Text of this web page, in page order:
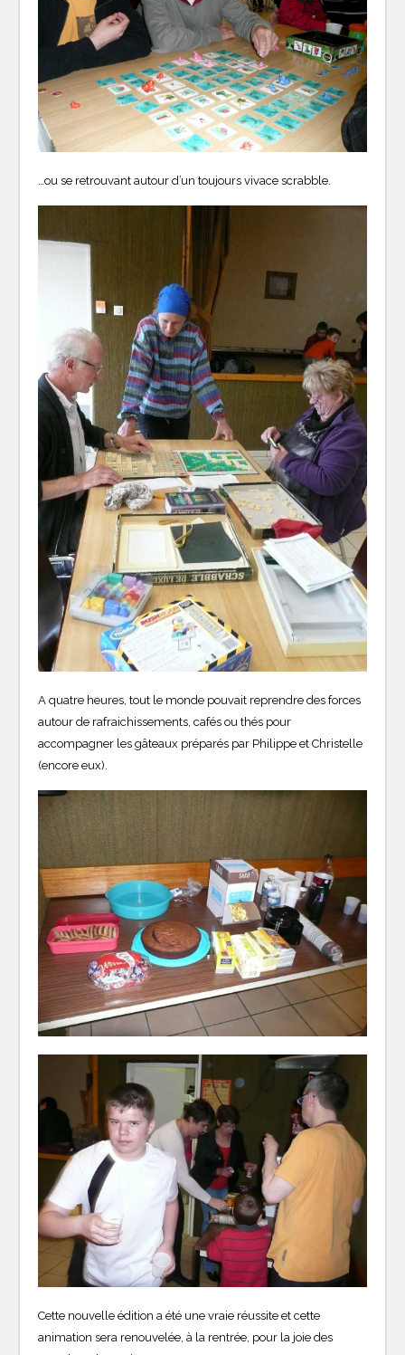
…ou se retrouvant autour d’un toujours vivace scrabble.
A quatre heures, tout le monde pouvait reprendre des forces
autour de rafraichissements, cafés ou thés pour
accompagner les gâteaux préparés par Philippe et Christelle
(encore eux).
Cette nouvelle édition a été une vraie réussite et cette
animation sera renouvelée, à la rentrée, pour la joie des